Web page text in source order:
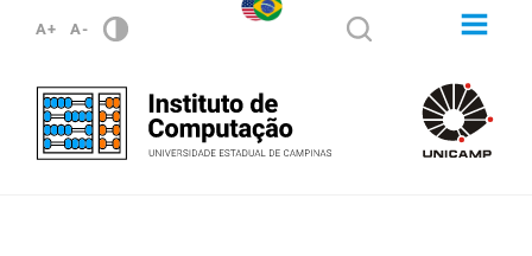
A+ A-